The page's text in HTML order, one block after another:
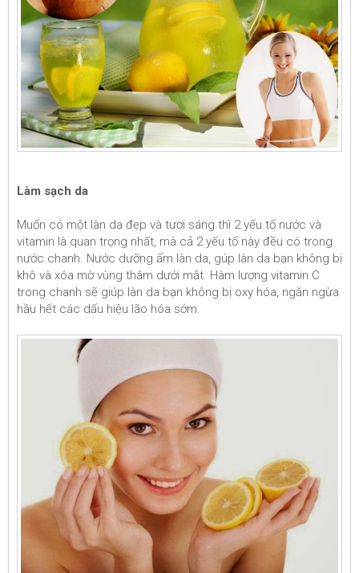
Làm sạch da
Muốn có một làn da đẹp và tươi sáng thì 2 yếu tố nước và
vitamin là quan trọng nhất, mà cả 2 yếu tố này đều có trong
nước chanh. Nước dưỡng ẩm làn da, gúp làn da bạn không bị
khô và xóa mờ vùng thâm dưới mắt. Hàm lượng vitamin C
trong chanh sẽ giúp làn da bạn không bị oxy hóa, ngăn ngừa
hầu hết các dấu hiệu lão hóa sớm.